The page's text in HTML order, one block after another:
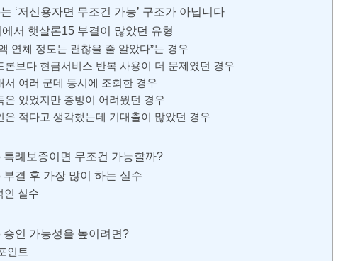
‘저신용자면 무조건 가능’ 구조가 아닙니다
서 햇살론15 부결이 많았던 유형
연체 정도는 괜찮을 줄 알았다”는 경우
론보다 현금서비스 반복 사용이 더 문제였던 경우
서 여러 군데 동시에 조회한 경우
은 있었지만 증빙이 어려웠던 경우
은 적다고 생각했는데 기대출이 많았던 경우
특례보증이면 무조건 가능할까?
부결 후 가장 많이 하는 실수
인 실수
승인 가능성을 높이려면?
인트